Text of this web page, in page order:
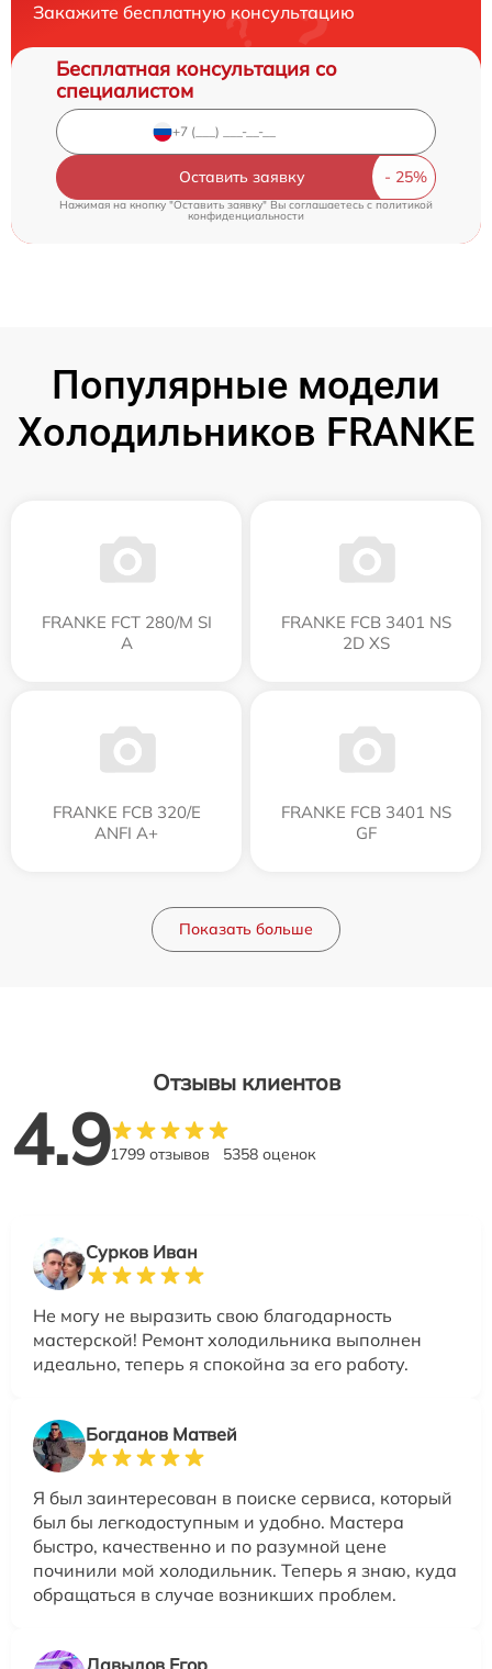
Закажите бесплатную консультацию
Бесплатная консультация со
специалистом
Оставить заявку
Нажимая на кнопку "Оставить заявку" Вы соглашаетесь cполитикой
конфиденциальности
Популярные модели
Холодильников FRANKE
FRANKE FCT 280/M SI
A
FRANKE FCB 3401 NS
2D XS
FRANKE FCB 320/E
ANFI A+
FRANKE FCB 3401 NS
GF
Показать больше
Отзывы клиентов
4.91799 отзывов 5358 оценок
Сурков Иван
Не могу не выразить свою благодарность
мастерской! Ремонт холодильника выполнен
идеально, теперь я спокойна за его работу.
Богданов Матвей
Я был заинтересован в поиске сервиса, который
был бы легкодоступным и удобно. Мастера
быстро, качественно и по разумной цене
починили мой холодильник. Теперь я знаю, куда
обращаться в случае возникших проблем.
Давыдов Егор